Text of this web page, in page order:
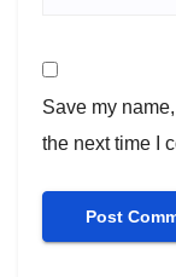
Save my
the next time I